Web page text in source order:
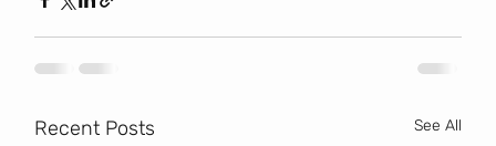
Recent Posts See All